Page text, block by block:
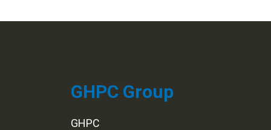
GHPC Group
GHPC